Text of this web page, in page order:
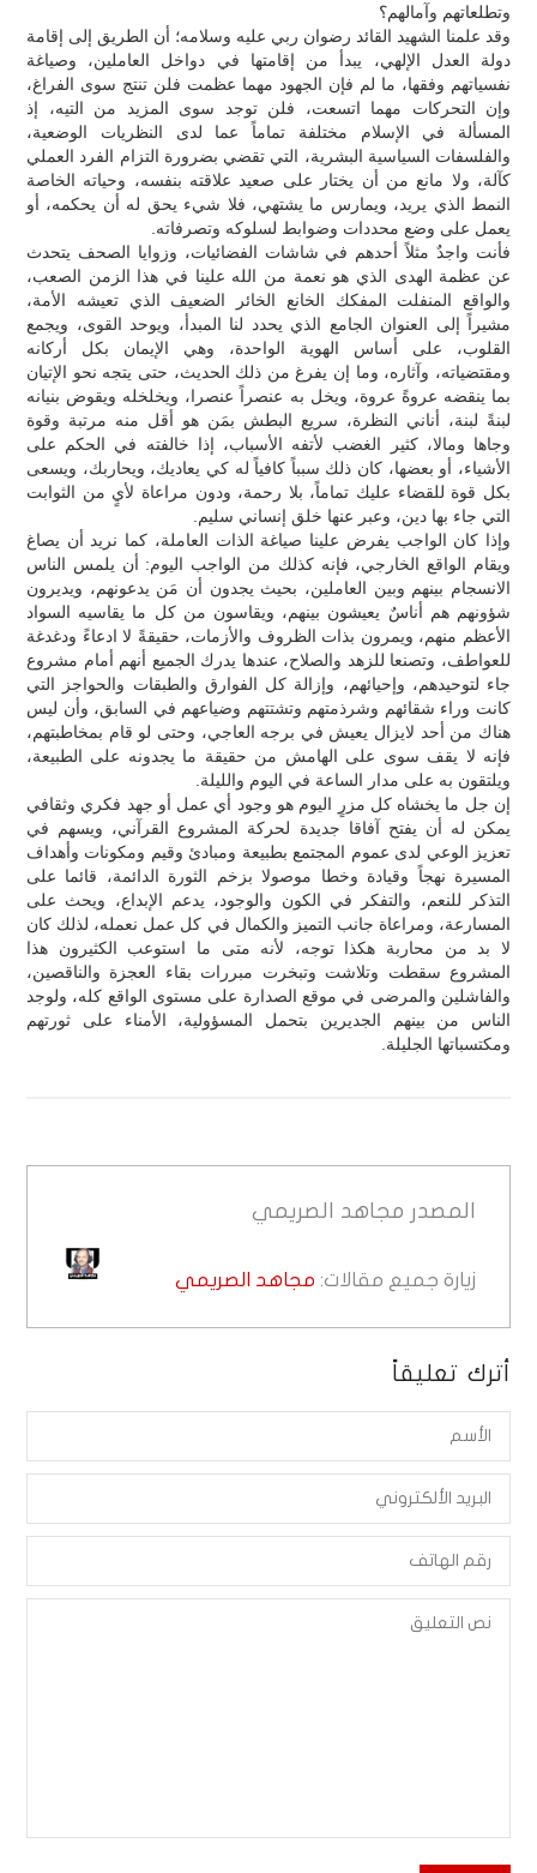
وتطلعاتهم وآمالهم؟
وقد علمنا الشهيد القائد رضوان ربي عليه وسلامه؛ أن الطريق إلى إقامة
دولة العدل الإلهي، يبدأ من إقامتها في دواخل العاملين، وصياغة
نفسياتهم وفقها، ما لم فإن الجهود مهما عظمت فلن تنتج سوى الفراغ،
وإن التحركات مهما اتسعت، فلن توجد سوى المزيد من التيه، إذ
المسألة في الإسلام مختلفة تماماً عما لدى النظريات الوضعية،
والفلسفات السياسية البشرية، التي تقضي بضرورة التزام الفرد العملي
كآلة، ولا مانع من أن يختار على صعيد علاقته بنفسه، وحياته الخاصة
النمط الذي يريد، ويمارس ما يشتهي، فلا شيء يحق له أن يحكمه، أو
يعمل على وضع محددات وضوابط لسلوكه وتصرفاته.
فأنت واجدٌ مثلاً أحدهم في شاشات الفضائيات، وزوايا الصحف يتحدث
عن عظمة الهدى الذي هو نعمة من الله علينا في هذا الزمن الصعب،
والواقع المنفلت المفكك الخانع الخائر الضعيف الذي تعيشه الأمة،
مشيراً إلى العنوان الجامع الذي يحدد لنا المبدأ، ويوحد القوى، ويجمع
القلوب، على أساس الهوية الواحدة، وهي الإيمان بكل أركانه
ومقتضياته، وآثاره، وما إن يفرغ من ذلك الحديث، حتى يتجه نحو الإتيان
بما ينقضه عروةً عروة، ويخل به عنصراً عنصرا، ويخلخله ويقوض بنيانه
لبنةً لبنة، أناني النظرة، سريع البطش بمَن هو أقل منه مرتبة وقوة
وجاها ومالا، كثير الغضب لأتفه الأسباب، إذا خالفته في الحكم على
الأشياء، أو بعضها، كان ذلك سبباً كافياً له كي يعاديك، ويحاربك، ويسعى
بكل قوة للقضاء عليك تماماً، بلا رحمة، ودون مراعاة لأيٍ من الثوابت
التي جاء بها دين، وعبر عنها خلق إنساني سليم.
وإذا كان الواجب يفرض علينا صياغة الذات العاملة، كما نريد أن يصاغ
ويقام الواقع الخارجي، فإنه كذلك من الواجب اليوم: أن يلمس الناس
الانسجام بينهم وبين العاملين، بحيث يجدون أن مَن يدعونهم، ويديرون
شؤونهم هم أناسٌ يعيشون بينهم، ويقاسون من كل ما يقاسيه السواد
الأعظم منهم، ويمرون بذات الظروف والأزمات، حقيقةً لا ادعاءً ودغدغة
للعواطف، وتصنعا للزهد والصلاح، عندها يدرك الجميع أنهم أمام مشروع
جاء لتوحيدهم، وإحيائهم، وإزالة كل الفوارق والطبقات والحواجز التي
كانت وراء شقائهم وشرذمتهم وتشتتهم وضياعهم في السابق، وأن ليس
هناك من أحد لايزال يعيش في برجه العاجي، وحتى لو قام بمخاطبتهم،
فإنه لا يقف سوى على الهامش من حقيقة ما يجدونه على الطبيعة،
ويلتقون به على مدار الساعة في اليوم والليلة.
إن جل ما يخشاه كل مزرٍ اليوم هو وجود أي عمل أو جهد فكري وثقافي
يمكن له أن يفتح آفاقا جديدة لحركة المشروع القرآني، ويسهم في
تعزيز الوعي لدى عموم المجتمع بطبيعة ومبادئ وقيم ومكونات وأهداف
المسيرة نهجاً وقيادة وخطا موصولا بزخم الثورة الدائمة، قائما على
التذكر للنعم، والتفكر في الكون والوجود، يدعم الإبداع، ويحث على
المسارعة، ومراعاة جانب التميز والكمال في كل عمل نعمله، لذلك كان
لا بد من محاربة هكذا توجه، لأنه متى ما استوعب الكثيرون هذا
المشروع سقطت وتلاشت وتبخرت مبررات بقاء العجزة والناقصين،
والفاشلين والمرضى في موقع الصدارة على مستوى الواقع كله، ولوجد
الناس من بينهم الجديرين بتحمل المسؤولية، الأمناء على ثورتهم
ومكتسباتها الجليلة.
المصدر مجاهد الصريمي
زيارة جميع مقالات: مجاهد الصريمي
أترك تعليقاً